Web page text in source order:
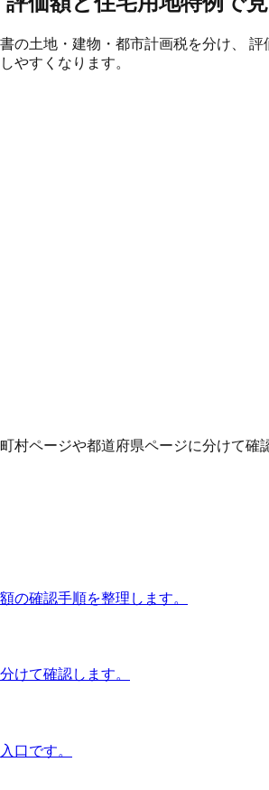
の土地・建物・都市計画税を分け、
やすくなります。
村ページや都道府県ページに分けて確
の確認手順を整理します。
けて確認します。
口です。